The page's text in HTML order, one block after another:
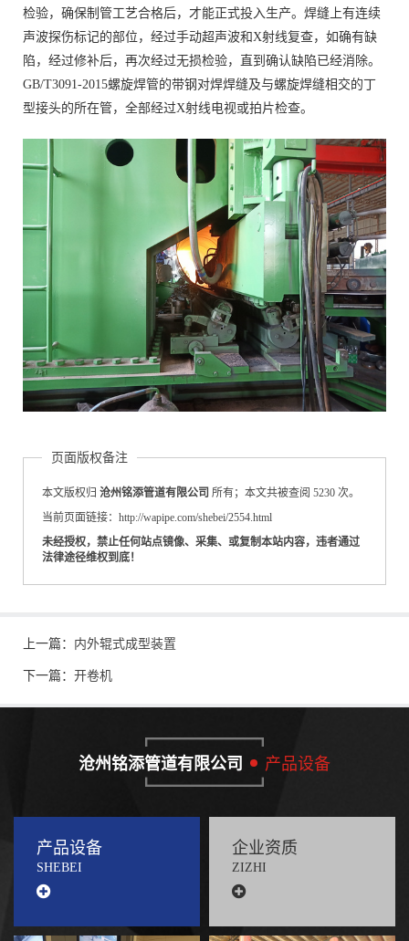
检验，确保制管工艺合格后，才能正式投入生产。焊缝上有连续
声波探伤标记的部位，经过手动超声波和X射线复查，如确有缺
陷，经过修补后，再次经过无损检验，直到确认缺陷已经消除。
GB/T3091-2015螺旋焊管的带钢对焊焊缝及与螺旋焊缝相交的丁
型接头的所在管，全部经过X射线电视或拍片检查。
页面版权备注
本文版权归 沧州铭添管道有限公司 所有；本文共被查阅 5230 次。
当前页面链接：http://wapipe.com/shebei/2554.html
未经授权，禁止任何站点镜像、采集、或复制本站内容，违者通过
法律途径维权到底！
上一篇： 内外辊式成型装置
下一篇： 开卷机
沧州铭添管道有限公司 产品设备
产品设备
SHEBEI
企业资质
ZIZHI